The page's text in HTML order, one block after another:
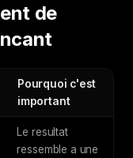
de
Pourquoi c'est
important
Le resultat
ressemble a une